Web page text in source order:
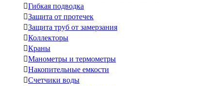
Гибкая подводка
Защита от протечек
Защита труб от замерзания
Коллекторы
Краны
Манометры и термометры
Накопительные емкости
Счетчики воды